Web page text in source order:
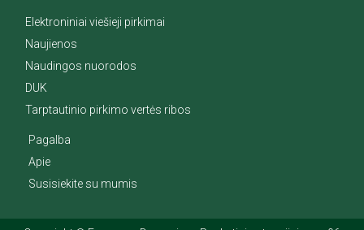
Elektroniniai viešieji pirkimai
Naujienos
Naudingos nuorodos
DUK
Tarptautinio pirkimo vertės ribos
Pagalba
Apie
Susisiekite su mumis